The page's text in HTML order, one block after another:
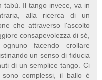
tabù. Il tango invece, va in
alla ricerca di un
che attraverso l'ascolto
consapevolezza di sé,
facendo crollare
un senso di fiducia
di un semplice tango. Ci
complessi, il ballo è